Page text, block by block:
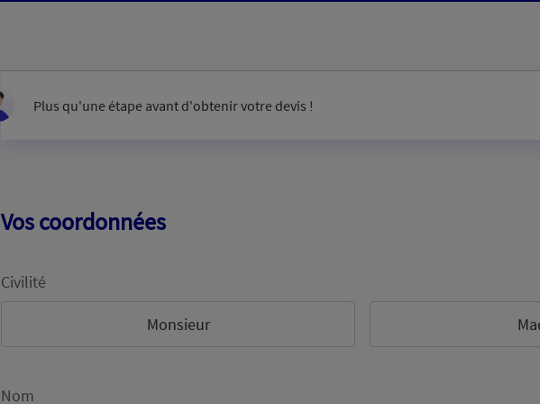
Plus qu'une étape avant d'obtenir votre devis !
Vos coordonnées
Civilité
Monsieur
Nom